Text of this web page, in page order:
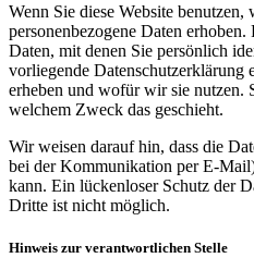
Wenn Sie diese Website benutzen,
personenbezogene Daten erhoben.
Daten, mit denen Sie persönlich
vorliegende Datenschutzerklärung
erheben und wofür wir sie nutzen.
welchem Zweck das geschieht.
Wir weisen darauf hin, dass die
bei der Kommunikation per E-
kann. Ein lückenloser Schutz der
Dritte ist nicht möglich.
Hinweis zur verantwortlichen Stelle